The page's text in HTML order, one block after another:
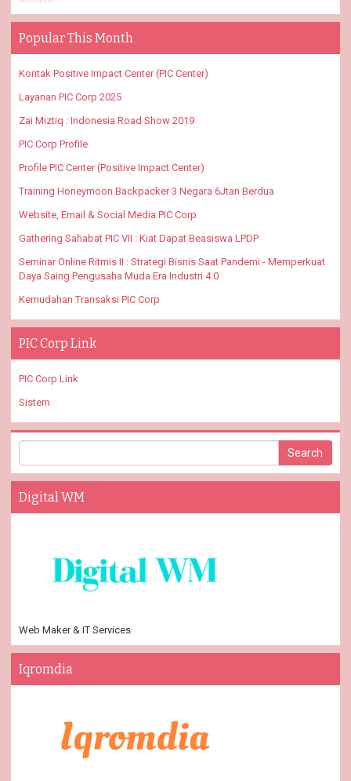
Popular This Month
Kontak Positive Impact Center (PIC Center)
Layanan PIC Corp 2025
Zai Miztiq : Indonesia Road Show 2019
PIC Corp Profile
Profile PIC Center (Positive Impact Center)
Training Honeymoon Backpacker 3 Negara 6Jtan Berdua
Website, Email & Social Media PIC Corp
Gathering Sahabat PIC VII : Kiat Dapat Beasiswa LPDP
Seminar Online Ritmis II : Strategi Bisnis Saat Pandemi - Memperkuat
Daya Saing Pengusaha Muda Era Industri 4.0
Kemudahan Transaksi PIC Corp
PIC Corp Link
PIC Corp Link
Sistem
Digital WM
Web Maker & IT Services
Iqromdia